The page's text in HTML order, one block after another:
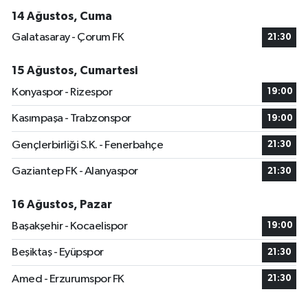
14 Ağustos, Cuma
Galatasaray - Çorum FK
21:30
15 Ağustos, Cumartesi
Konyaspor - Rizespor
19:00
Kasımpaşa - Trabzonspor 19:00
Gençlerbirliği S.K. - Fenerbahçe 21:30
Gaziantep FK - Alanyaspor 21:30
16 Ağustos, Pazar
Başakşehir - Kocaelispor
19:00
Beşiktaş - Eyüpspor 21:30
Amed - Erzurumspor FK 21:30